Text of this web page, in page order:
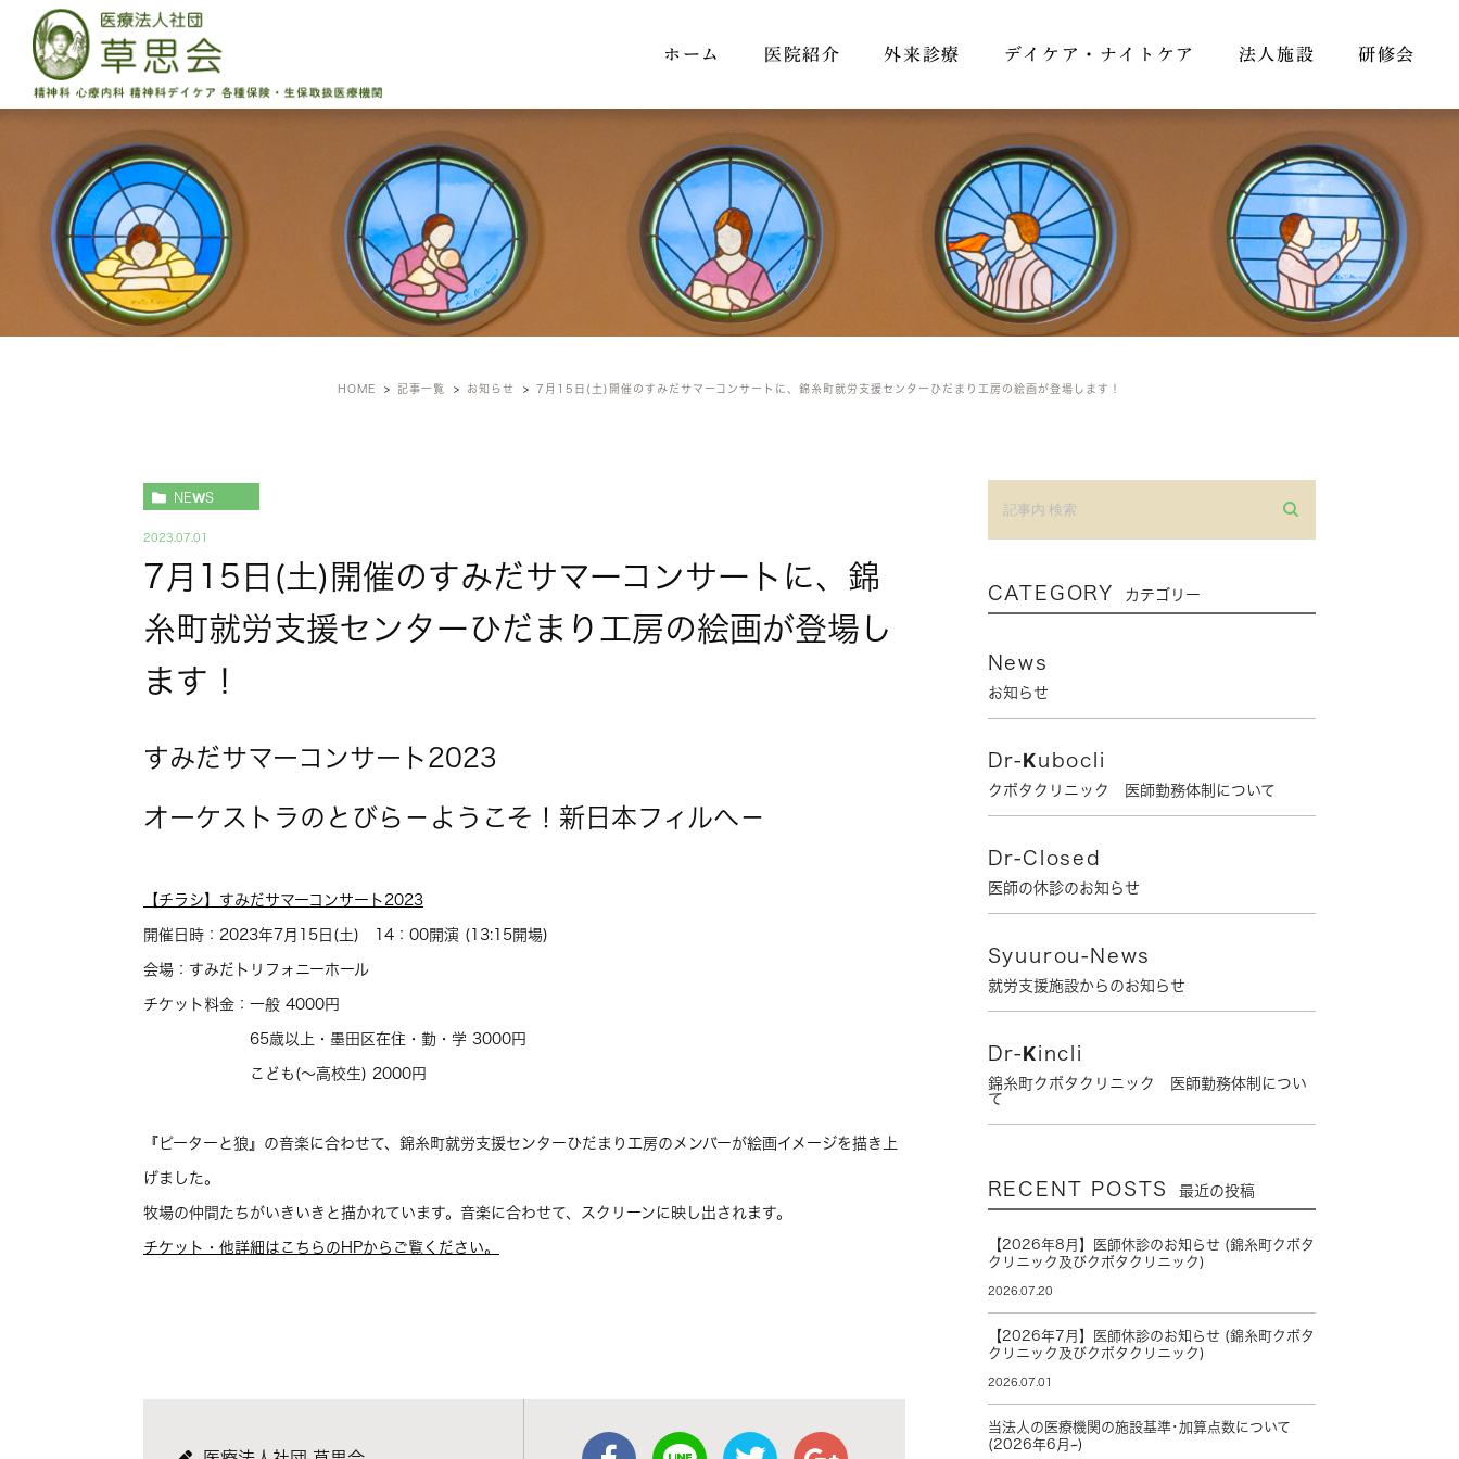
ホーム 医院紹介 外来診療 デイケア・ナイトケア 法人施設 研修会
お知らせ
HOME 記事一覧 お知らせ 7月15日(土)開催のすみだサマーコンサートに、錦糸町就労支援センターひだまり工房の絵画が登場します！
NEWS
2023.07.01
7月15日(土)開催のすみだサマーコンサートに、錦
糸町就労支援センターひだまり工房の絵画が登場し
ます！
すみだサマーコンサート2023
オーケストラのとびら－ようこそ！新日本フィルへ－
【チラシ】すみだサマーコンサート2023
開催日時：2023年7月15日(土) 14：00開演 (13:15開場)
会場：すみだトリフォニーホール
チケット料金：一般 4000円
65歳以上・墨田区在住・勤・学 3000円
こども(～高校生) 2000円
『ピーターと狼』の音楽に合わせて、錦糸町就労支援センターひだまり工房のメンバーが絵画イメージを描き上
げました。
牧場の仲間たちがいきいきと描かれています。音楽に合わせて、スクリーンに映し出されます。
チケット・他詳細はこちらのHPからご覧ください。
CATEGORY カテゴリー
News
お知らせ
Dr-Kubocli
クボタクリニック 医師勤務体制について
Dr-Closed
医師の休診のお知らせ
Syuurou-News
就労支援施設からのお知らせ
Dr-Kincli
錦糸町クボタクリニック 医師勤務体制につい
て
RECENT POSTS 最近の投稿
【2026年8月】医師休診のお知らせ (錦糸町クボタ
クリニック及びクボタクリニック)
2026.07.20
【2026年7月】医師休診のお知らせ (錦糸町クボタ
クリニック及びクボタクリニック)
2026.07.01
当法人の医療機関の施設基準･加算点数について
(2026年6月~)